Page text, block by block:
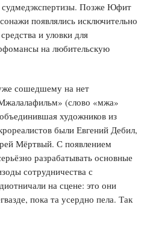
судмедэкспертизы. Позже Юфит
появлялись исключительно
и уловки для
на любительскую
сошедшему на нет
(слово «мжа»
художников из
были Евгений Дебил,
Мёртвый. С появлением
разрабатывать основные
сотрудничества с
на сцене: это они
пока та усердно пела. Так